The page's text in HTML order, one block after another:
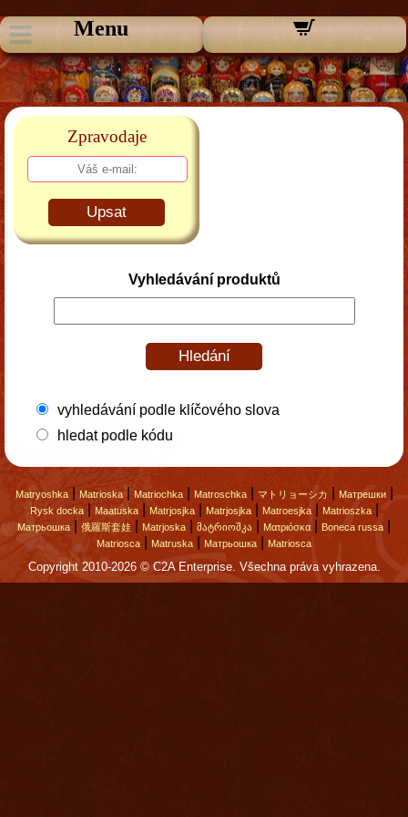
Menu
Zpravodaje
Upsat
Vyhledávání produktů
Hledání
vyhledávání podle klíčového slova
hledat podle kódu
Matryoshka| Matrioska|Matriochka| Matroschka| マトリョーシカ Матрешки|
Rysk docka| Maatuska| Matrjosjka| Matrjosjka| Matroesjka| Matrioszka|
Матрьошка|俄羅斯套娃 Matrjoska მატრიოშკა Ματριόσκα Boneca russa
Matriosca Matruska Матрьошка Matriosca
Copyright 2010-2026 © C2A Enterprise. Všechna práva vyhrazena.